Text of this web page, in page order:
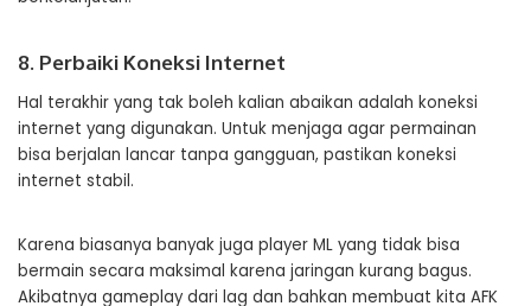
8. Perbaiki Koneksi Internet
Hal terakhir yang tak boleh kalian abaikan adalah koneksi
internet yang digunakan. Untuk menjaga agar permainan
bisa berjalan lancar tanpa gangguan, pastikan koneksi
internet stabil.
Karena biasanya banyak juga player ML yang tidak bisa
bermain secara maksimal karena jaringan kurang bagus.
Akibatnya gameplay dari lag dan bahkan membuat kita AFK